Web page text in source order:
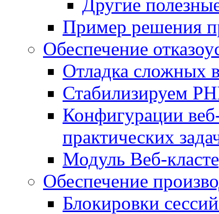
Другие
Пример решения
Обеспечение
Отладка сложных
Стабилизируем
Конфигурации
практических
Модуль Веб-
Обеспечение
Блокировки